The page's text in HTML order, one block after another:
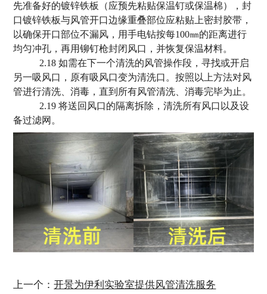
先准备好的镀锌铁板（应预先粘贴保温钉或保温棉），封
口镀锌铁板与风管开口边缘重叠部位应粘贴上密封胶带，
以确保开口部位不漏风，用手电钻按每100㎜的距离进行
均匀冲孔，再用铆钉枪封闭风口，并恢复保温材料。
2.18 如需在下一个清洗的风管操作段，寻找或开启
另一吸风口，原有吸风口变为清洗口。按照以上方法对风
管进行清洗、消毒，直到所有风管清洗、消毒完毕为止。
2.19 将送回风口的隔离拆除，清洗所有风口以及设
备过滤网。
上一个：开景为伊利实验室提供风管清洗服务